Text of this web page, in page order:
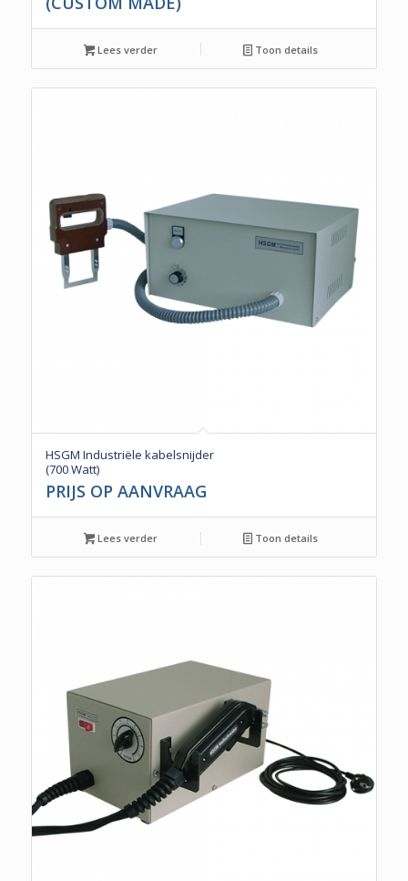
Lees verder Toon details
HSGM Industriële kabelsnijder
(700 Watt)
PRIJS OP AANVRAAG
Lees verder Toon details